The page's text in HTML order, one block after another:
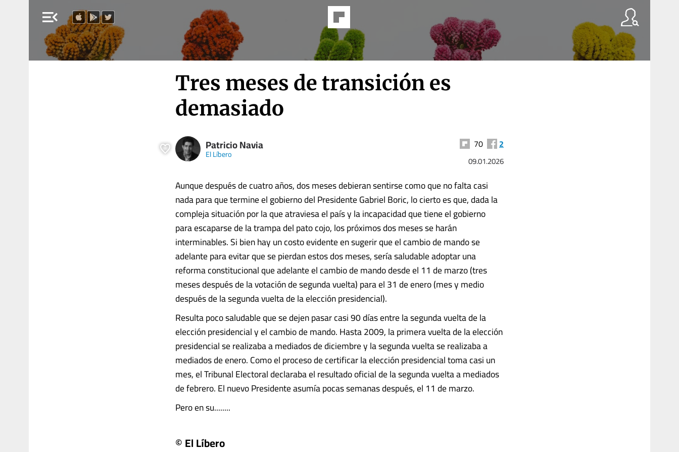
menu_open
Tres meses de transición es
demasiado
Patricio Navia
El Líbero
70 2
09.01.2026
Aunque después de cuatro años, dos meses debieran sentirse como que no falta casi
nada para que termine el gobierno del Presidente Gabriel Boric, lo cierto es que, dada la
compleja situación por la que atraviesa el país y la incapacidad que tiene el gobierno
para escaparse de la trampa del pato cojo, los próximos dos meses se harán
interminables. Si bien hay un costo evidente en sugerir que el cambio de mando se
adelante para evitar que se pierdan estos dos meses, sería saludable adoptar una
reforma constitucional que adelante el cambio de mando desde el 11 de marzo (tres
meses después de la votación de segunda vuelta) para el 31 de enero (mes y medio
después de la segunda vuelta de la elección presidencial).
Resulta poco saludable que se dejen pasar casi 90 días entre la segunda vuelta de la
elección presidencial y el cambio de mando. Hasta 2009, la primera vuelta de la elección
presidencial se realizaba a mediados de diciembre y la segunda vuelta se realizaba a
mediados de enero. Como el proceso de certificar la elección presidencial toma casi un
mes, el Tribunal Electoral declaraba el resultado oficial de la segunda vuelta a mediados
de febrero. El nuevo Presidente asumía pocas semanas después, el 11 de marzo.
Pero en su........
© El Líbero